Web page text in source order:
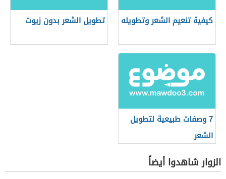
كيفية تنعيم الشعر وتطويله تطويل الشعر بدون زيوت
7 وصفات طبيعية لتطويل
الشعر
الزوار شاهدوا أيضاً